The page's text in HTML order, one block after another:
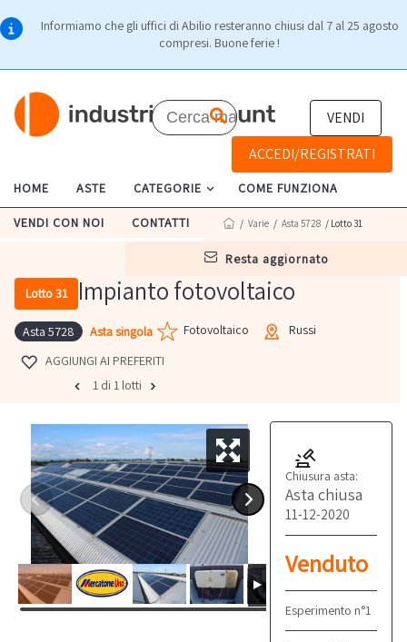
Informiamo che gli uffici di Abilio resteranno chiusi dal 7 al 25 agosto
compresi. Buone ferie !
VENDI
ACCEDI/REGISTRATI
HOME ASTE CATEGORIE COME FUNZIONA
VENDI CON NOI CONTATTI
resta aggiornato
/ Varie / Asta 5728 / Lotto 31
Lotto 31 Impianto fotovoltaico
Asta 5728 Asta singola Fotovoltaico
Russi
AGGIUNGI AI PREFERITI
1 di 1 lotti
Chiusura asta:
Asta chiusa
11-12-2020
Venduto
Esperimento n°1